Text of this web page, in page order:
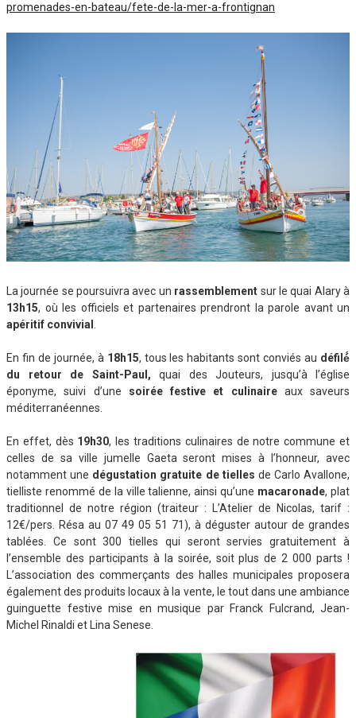
promenades-en-bateau/fete-de-la-mer-a-frontignan
La journée se poursuivra avec un rassemblement sur le quai Alary à
13h15, où les officiels et partenaires prendront la parole avant un
apéritif convivial
En fin de journée, à 18h15, tous les habitants sont conviés au défilé́
du retour de Saint-Paul, quai des Jouteurs, jusqu’à l’église
éponyme, suivi d’une soirée festive et culinaireaux saveurs
méditerranéennes.
En effet, dès 19h30, les traditions culinaires de notre commune et
celles de sa ville jumelle Gaeta seront mises à l’honneur, avec
notamment une dégustation gratuite de tielles de Carlo Avallone,
tielliste renommé de la ville talienne, ainsi qu’une macaronade, plat
traditionnel de notre région (traiteur : L’Atelier de Nicolas, tarif :
12€/pers. Résa au 07 49 05 51 71), à déguster autour de grandes
tablées. Ce sont 300 tielles qui seront servies gratuitement à
l’ensemble des participants à la soirée, soit plus de 2 000 parts !
L’association des commerçants des halles municipales proposera
également des produits locaux à la vente, le tout dans une ambiance
guinguette festive mise en musique par Franck Fulcrand, Jean-
Michel Rinaldi et Lina Senese.